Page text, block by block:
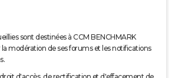
sont destinées à CCM BENCHMARK
modération de ses forums et les notifications